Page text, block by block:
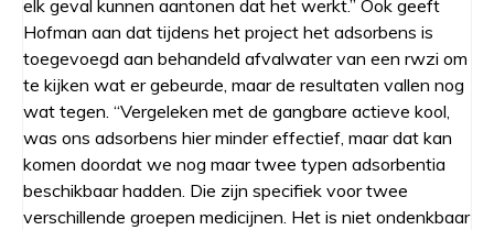
elk geval kunnen aantonen dat het werkt.” Ook geeft
Hofman aan dat tijdens het project het adsorbens is
toegevoegd aan behandeld afvalwater van een rwzi om
te kijken wat er gebeurde, maar de resultaten vallen nog
wat tegen. “Vergeleken met de gangbare actieve kool,
was ons adsorbens hier minder effectief, maar dat kan
komen doordat we nog maar twee typen adsorbentia
beschikbaar hadden. Die zijn specifiek voor twee
verschillende groepen medicijnen. Het is niet ondenkbaar